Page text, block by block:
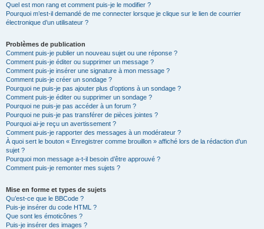
Quel est mon rang et comment puis-je le modifier ?
Pourquoi m’est-il demandé de me connecter lorsque je clique sur le lien de courrier
électronique d’un utilisateur ?
Problèmes de publication
Comment puis-je publier un nouveau sujet ou une réponse ?
Comment puis-je éditer ou supprimer un message ?
Comment puis-je insérer une signature à mon message ?
Comment puis-je créer un sondage ?
Pourquoi ne puis-je pas ajouter plus d’options à un sondage ?
Comment puis-je éditer ou supprimer un sondage ?
Pourquoi ne puis-je pas accéder à un forum ?
Pourquoi ne puis-je pas transférer de pièces jointes ?
Pourquoi ai-je reçu un avertissement ?
Comment puis-je rapporter des messages à un modérateur ?
À quoi sert le bouton « Enregistrer comme brouillon » affiché lors de la rédaction d’un
sujet ?
Pourquoi mon message a-t-il besoin d’être approuvé ?
Comment puis-je remonter mes sujets ?
Mise en forme et types de sujets
Qu’est-ce que le BBCode ?
Puis-je insérer du code HTML ?
Que sont les émoticônes ?
Puis-je insérer des images ?